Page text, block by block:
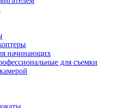
начинающих
для съемки